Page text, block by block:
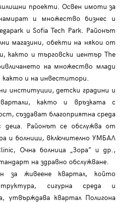
проекти. Освен имоти за
и множество бизнес и
и Sofia Tech Park. Районът
магазини, обекти на някои от
както и търговски център The
на множество млади
както и на инвеститори.
институции, детски градини и
както и връзката с
създават благоприятна среда
Районът се обслужва от
и болници, включително УМБАЛ
Очна болница „Зора” и др.,
на здравно обслужване.
за живеене квартал, който
сигурна среда и
утвърждава квартал Полигона